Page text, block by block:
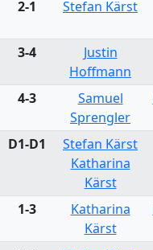
2-1 Stefan Kärst
3-4
Justin
Hoffmann
4-3
Samuel
Sprengler
D1-D1
Stefan Kärst
Katharina
Kärst
1-3
Katharina
Kärst